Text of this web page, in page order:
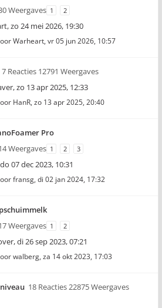
Weergaves 1 2
,zo 24 mei 2026, 19:30
Warheart, vr 05 jun 2026, 10:57
7 Reacties 12791 Weergaves
,zo 13 apr 2025, 12:33
HanR, zo 13 apr 2025, 20:40
Pro
Weergaves 1 2 3
do 07 dec 2023, 10:31
fransg, di 02 jan 2024, 17:32
Weergaves 1 2
,di 26 sep 2023, 07:21
walberg, za 14 okt 2023, 17:03
18 Reacties 22875 Weergaves